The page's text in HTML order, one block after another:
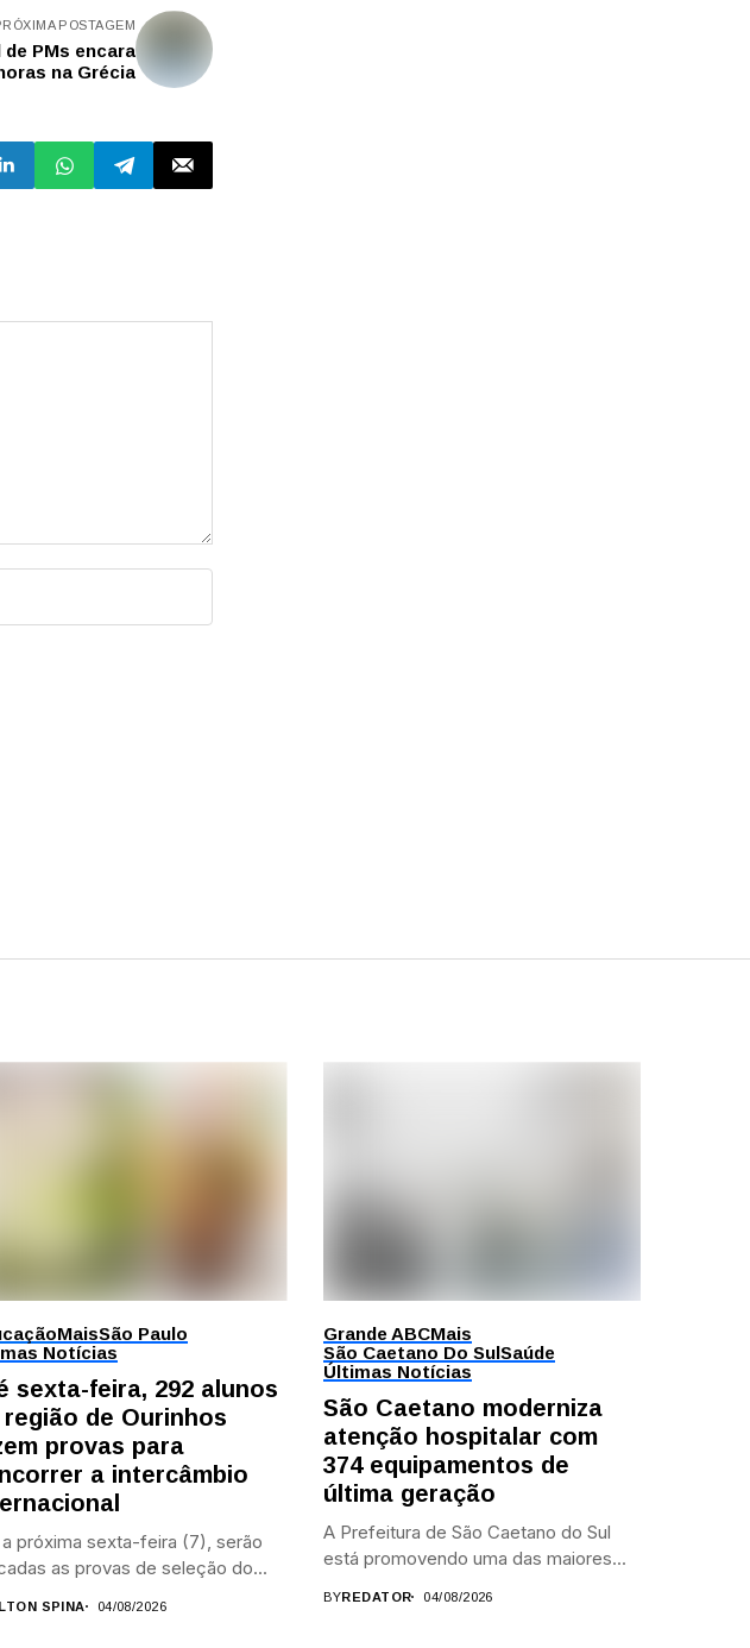
POSTAGEM
PMs encara
na Grécia
MaisSão Paulo
Notícias
sexta-feira, 292 alunos
região de Ourinhos
provas para
a intercâmbio
próxima sexta-feira (7), serão
as provas de seleção do...
SPINA 04/08/2026
Grande ABCMais
São Caetano Do SulSaúde
Últimas Notícias
São Caetano moderniza
atenção hospitalar com
374 equipamentos de
última geração
A Prefeitura de São Caetano do Sul
está promovendo uma das maiores...
BYREDATOR 04/08/2026